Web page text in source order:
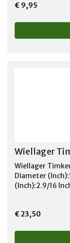
1964-2003
1980-2010
OLDSMOBILE
1970-2001
€ 9,95
Wiellager
Wiellager
Diameter
(Inch):2.9/16
€ 23,50